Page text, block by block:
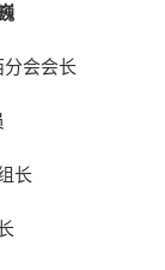
分会会长
长